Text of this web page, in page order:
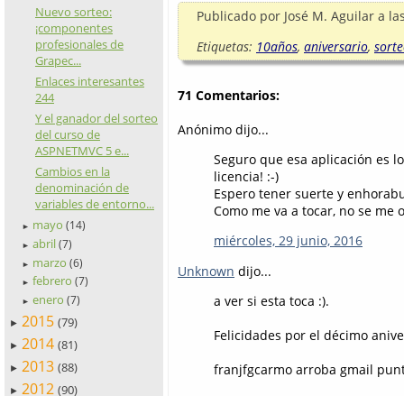
Nuevo sorteo:
¡componentes
profesionales de
Grapec...
Enlaces interesantes
244
Y el ganador del sorteo
del curso de
ASPNETMVC 5 e...
Cambios en la
denominación de
variables de entorno...
► mayo (14)
► abril (7)
► marzo (6)
► febrero (7)
► enero (7)
► 2015 (79)
► 2014 (81)
► 2013 (88)
► 2012 (90)
Publicado por José M. Aguilar a
Etiquetas: 10años, aniversario,
71 Comentarios:
Anónimo dijo...
Seguro que esa aplicación es
licencia! :-)
Espero tener suerte y
Como me va a tocar, no se
miércoles, 29 junio, 2016
Unknown dijo...
a ver si esta toca :).
Felicidades por el décimo
franjfgcarmo arroba gmail